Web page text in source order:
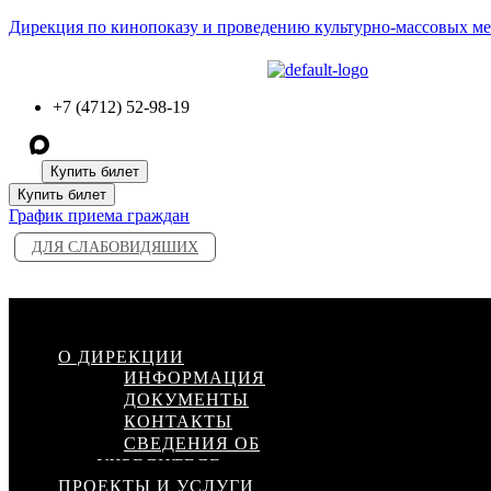
Дирекция по кинопоказу и проведению культурно-массовых
+7 (4712) 52-98-19
Купить билет
Купить билет
График приема граждан
ДЛЯ СЛАБОВИДЯШИХ
О ДИРЕКЦИИ
ИНФОРМАЦИЯ
ДОКУМЕНТЫ
КОНТАКТЫ
СВЕДЕНИЯ ОБ
УЧРЕДИТЕЛЕ
ПРОЕКТЫ И УСЛУГИ